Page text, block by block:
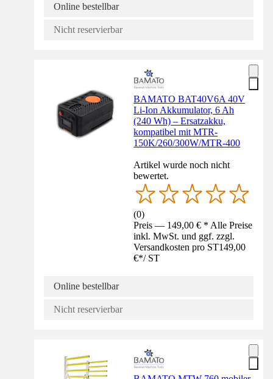
Online bestellbar
Nicht reservierbar
BAMATO BAT40V6A 40V
Li-Ion Akkumulator, 6 Ah
(240 Wh) – Ersatzakku,
kompatibel mit MTR-
150K/260/300W/MTR-400
Artikel wurde noch nicht
bewertet.
(0)
Preis — 149,00 € * Alle Preise
inkl. MwSt. und ggf. zzgl.
Versandkosten pro ST149,00
€*/ ST
Online bestellbar
Nicht reservierbar